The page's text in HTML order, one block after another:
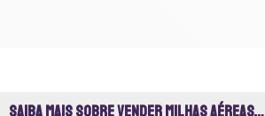
Saiba mais sobre vender milhas aéreas…